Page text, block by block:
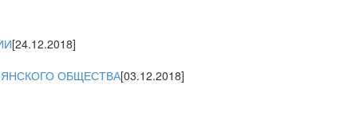
[24.12.2018]
ОБЩЕСТВА[03.12.2018]